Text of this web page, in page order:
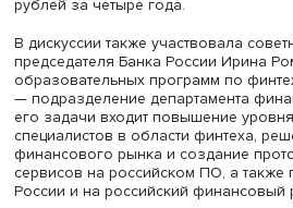
Павел Дермер, фото: оргкомитет
Из 177 наименований
используются в учебном
разработка Microsoft, а 21% —
работающее только под
Из 12 тысяч учебных программ
Microsoft, а 37% — ПО на